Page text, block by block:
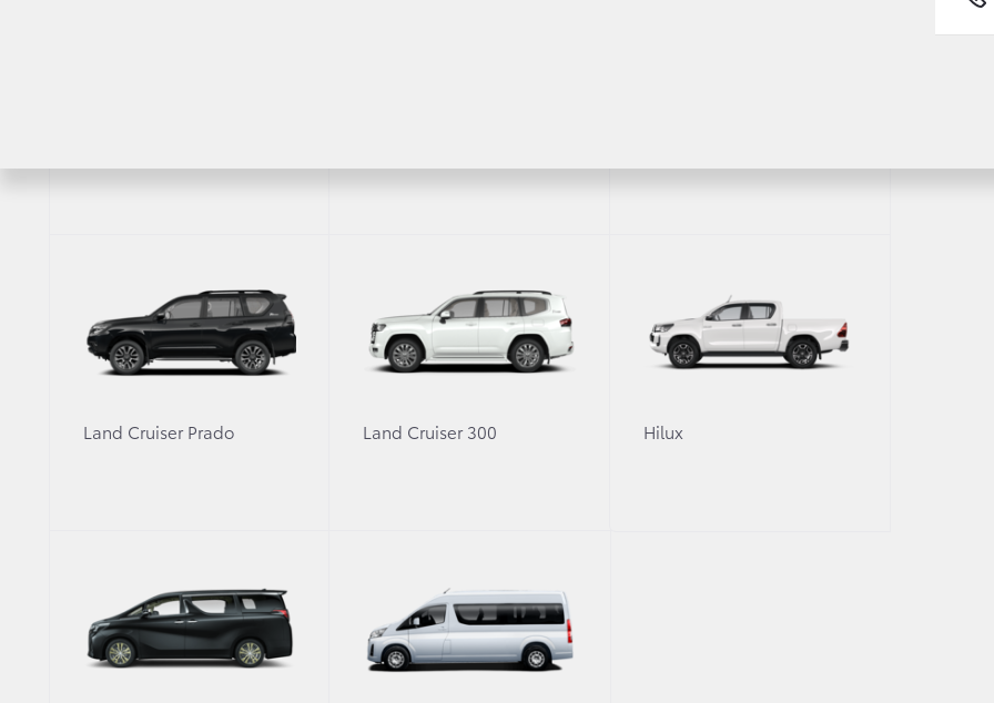
Land Cruiser Prado Land Cruiser 300 Hilux
Экстерьер
Контрастно окрашенный
фары
Передние светодиодные
противотуманные фары
Экстерьер